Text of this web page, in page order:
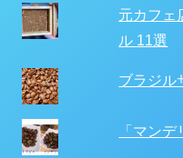
元カフェ
ル 11選
ブラジル
「マン